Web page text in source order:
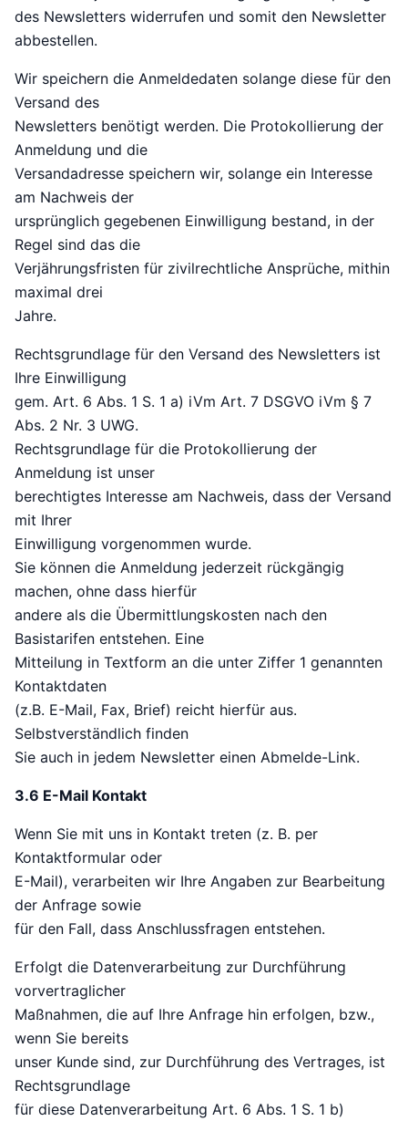
des Newsletters widerrufen und somit den Newsletter
abbestellen.
Wir speichern die Anmeldedaten solange diese für den
Versand des
Newsletters benötigt werden. Die Protokollierung der
Anmeldung und die
Versandadresse speichern wir, solange ein Interesse
am Nachweis der
ursprünglich gegebenen Einwilligung bestand, in der
Regel sind das die
Verjährungsfristen für zivilrechtliche Ansprüche, mithin
maximal drei
Jahre.
Rechtsgrundlage für den Versand des Newsletters ist
Ihre Einwilligung
gem. Art. 6 Abs. 1 S. 1 a) iVm Art. 7 DSGVO iVm § 7
Abs. 2 Nr. 3 UWG.
Rechtsgrundlage für die Protokollierung der
Anmeldung ist unser
berechtigtes Interesse am Nachweis, dass der Versand
mit Ihrer
Einwilligung vorgenommen wurde.
Sie können die Anmeldung jederzeit rückgängig
machen, ohne dass hierfür
andere als die Übermittlungskosten nach den
Basistarifen entstehen. Eine
Mitteilung in Textform an die unter Ziffer 1 genannten
Kontaktdaten
(z.B. E-Mail, Fax, Brief) reicht hierfür aus.
Selbstverständlich finden
Sie auch in jedem Newsletter einen Abmelde-Link.
3.6 E-Mail Kontakt
Wenn Sie mit uns in Kontakt treten (z. B. per
Kontaktformular oder
E-Mail), verarbeiten wir Ihre Angaben zur Bearbeitung
der Anfrage sowie
für den Fall, dass Anschlussfragen entstehen.
Erfolgt die Datenverarbeitung zur Durchführung
vorvertraglicher
Maßnahmen, die auf Ihre Anfrage hin erfolgen, bzw.,
wenn Sie bereits
unser Kunde sind, zur Durchführung des Vertrages, ist
Rechtsgrundlage
für diese Datenverarbeitung Art. 6 Abs. 1 S. 1 b)